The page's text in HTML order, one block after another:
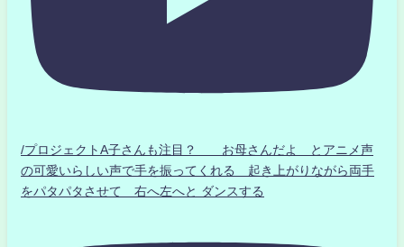
/プロジェクトA子さんも注目？ お母さんだよ とアニメ声
の可愛いらしい声で手を振ってくれる 起き上がりながら両手
をパタパタさせて 右へ左へと ダンスする